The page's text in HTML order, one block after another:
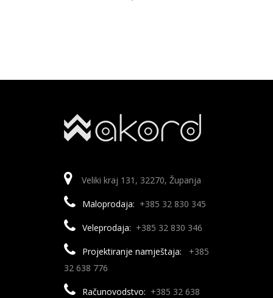
Veliki kraj 131, 32270, Županja
Maloprodaja: +385 32 830 345
Veleprodaja: +385 32 830 346
Projektiranje namještaja:
+385
32 638 776
Računovodstvo: +385 32 638